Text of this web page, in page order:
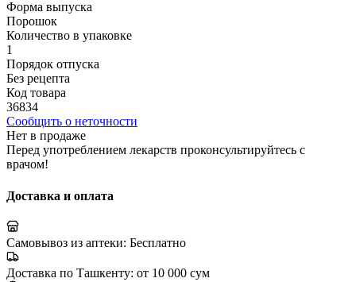
Форма выпуска
Порошок
Количество в упаковке
1
Порядок отпуска
Без рецепта
Код товара
36834
Сообщить о неточности
Нет в продаже
Перед употреблением лекарств проконсультируйтесь с
врачом!
Доставка и оплата
Самовывоз из аптеки: Бесплатно
Доставка по Ташкенту: от 10 000 сум